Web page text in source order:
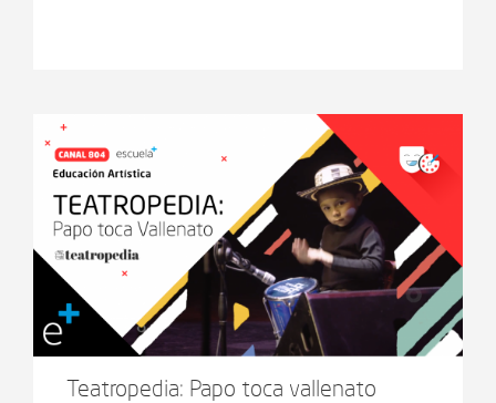
Teatropedia: Papo toca vallenato